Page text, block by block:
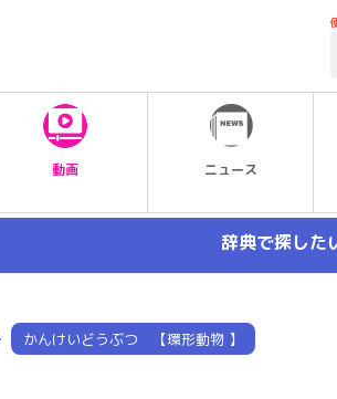
動画 ニュース
辞典で探した
かんけいどうぶつ 【環形動物 】